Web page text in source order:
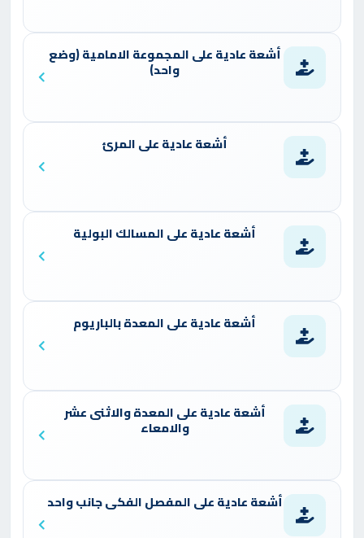
أشعة عادية على المجموعة الامامية (وضع
واحد)
أشعة عادية على المرئ
أشعة عادية على المسالك البولية
أشعة عادية على المعدة بالباريوم
أشعة عادية على المعدة والاثنى عشر
والامعاء
أشعة عادية على المفصل الفكى جانب واحد